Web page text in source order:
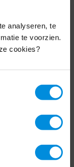
analyseren, te
te voorzien.
cookies?
raakt.